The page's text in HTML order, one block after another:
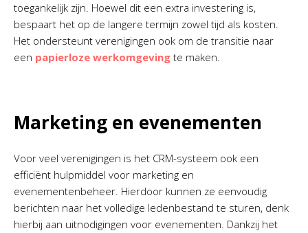
toegankelijk zijn. Hoewel dit een extra investering is,
bespaart het op de langere termijn zowel tijd als kosten.
Het ondersteunt verenigingen ook om de transitie naar
een papierloze werkomgeving te maken.
Marketing en evenementen
Voor veel verenigingen is het CRM-systeem ook een
efficiënt hulpmiddel voor marketing en
evenementenbeheer. Hierdoor kunnen ze eenvoudig
berichten naar het volledige ledenbestand te sturen, denk
hierbij aan uitnodigingen voor evenementen. Dankzij het